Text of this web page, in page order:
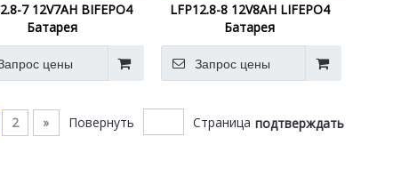
7 12V7AH BIFEPO4
Батарея
цены
LFP12.8-8 12V8AH LIFEPO4
Батарея
Запрос цены
2 » Повернуть Страница подтверждать